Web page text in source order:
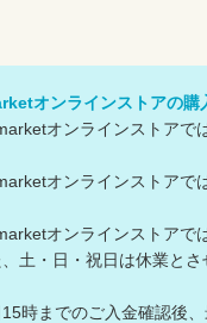
オンラインストアの購
オンラインストアで
オンラインストア
オンラインストアで
土・日・祝日は休業とさ
15時までのご入金確認後